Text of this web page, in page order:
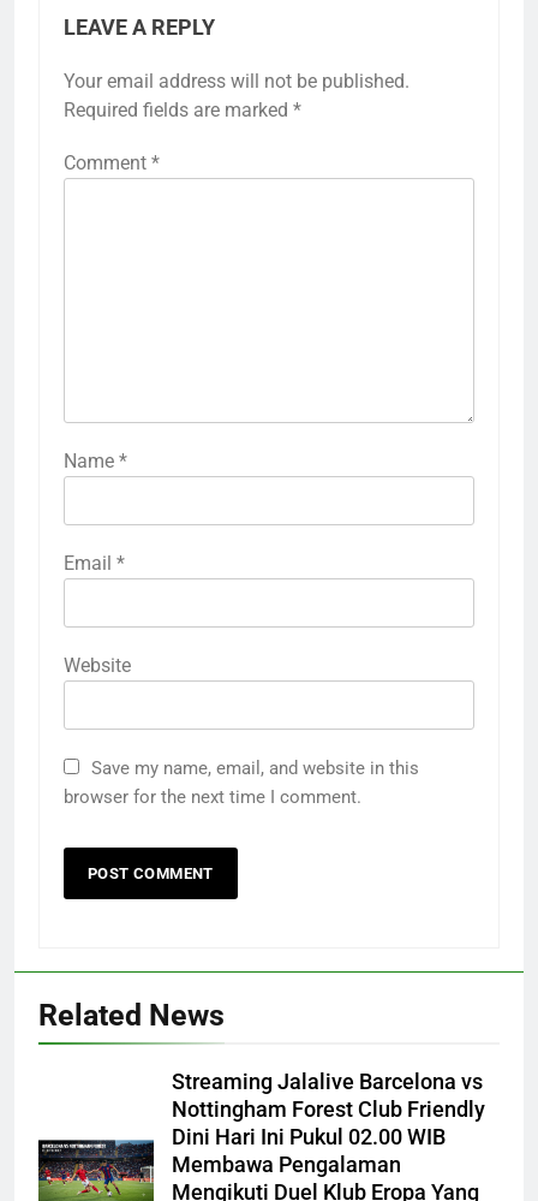
LEAVE A REPLY
Your email address will not be published.
Required fields are marked *
Comment *
Name *
Email *
Website
Save my name, email, and website in this
browser for the next time I comment.
Related News
Streaming Jalalive Barcelona vs
Nottingham Forest Club Friendly
Dini Hari Ini Pukul 02.00 WIB
Membawa Pengalaman
Mengikuti Duel Klub Eropa Yang